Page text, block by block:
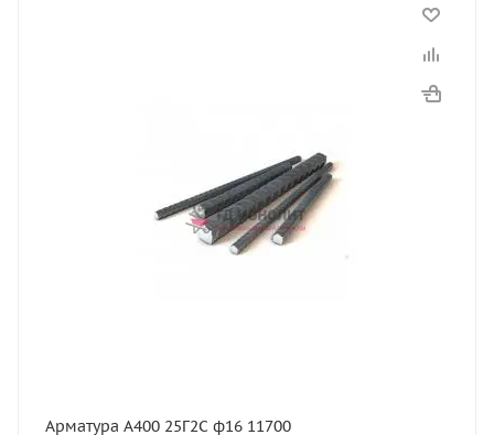
Арматура А400 25Г2С ф16 11700